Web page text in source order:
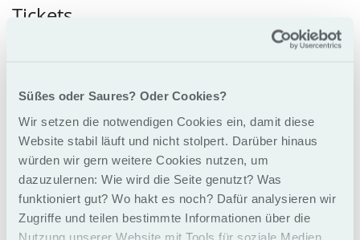
Süßes oder Saures? Oder Cookies?
Wir setzen die notwendigen Cookies ein, damit diese
Website stabil läuft und nicht stolpert. Darüber hinaus
würden wir gern weitere Cookies nutzen, um
dazuzulernen: Wie wird die Seite genutzt? Was
funktioniert gut? Wo hakt es noch? Dafür analysieren wir
Zugriffe und teilen bestimmte Informationen über die
Nutzung unserer Website mit Tools für soziale Medien,
Produkte
Tickets
Ursprünglicher
Preis:
990,00 €
Neuer
Preis:
790,00 €
zzgl.19% MwSt.
Menge
-
+
Workshop Ticket